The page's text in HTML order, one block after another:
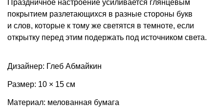
Праздничное настроение усиливается глянцевым
покрытием разлетающихся в разные стороны букв
и слов, которые к тому же светятся в темноте, если
открытку перед этим подержать под источником света.
Дизайнер: Глеб Абмайкин
Размер: 10 × 15 см
Материал: мелованная бумага